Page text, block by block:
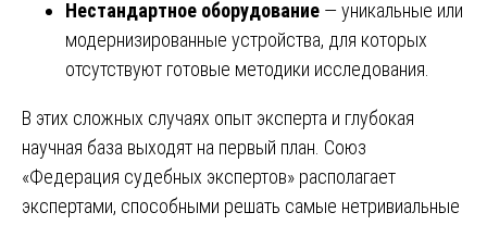
Нестандартное оборудование — уникальные или
модернизированные устройства, для которых
отсутствуют готовые методики исследования.
В этих сложных случаях опыт эксперта и глубокая
научная база выходят на первый план. Союз
«Федерация судебных экспертов» располагает
экспертами, способными решать самые нетривиальные